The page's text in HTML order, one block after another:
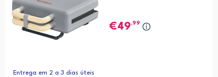
49,99
Entrega em 2 a 3 dias úteis